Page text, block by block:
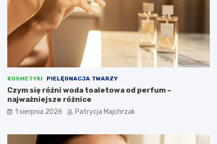
KOSMETYKI PIELĘGNACJA TWARZY
Czym się różni woda toaletowa od perfum –
najważniejsze różnice
1 sierpnia 2026 Patrycja Majchrzak